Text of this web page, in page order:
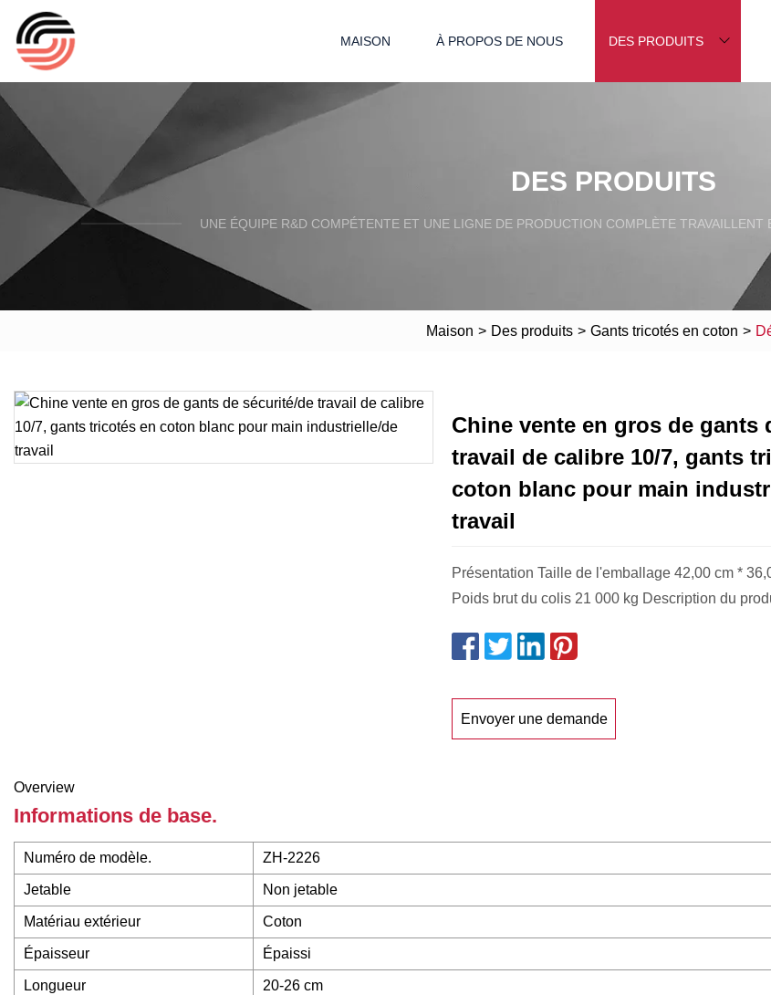
MAISON À PROPOS DE NOUS DES PRODUITS
DES PRODUITS
UNE ÉQUIPE R&D COMPÉTENTE ET UNE LIGNE DE PRODUCTION COMPLÈTE TRAVAILLENT
Maison > Des produits > Gants tricotés en coton >
Chine vente en gros de gants
travail de calibre 10/7, gants
coton blanc pour main
travail
Présentation Taille de l'emballage 42,00 cm *
Poids brut du colis 21 000 kg Description du
Envoyer une demande
Overview
Informations de base.
Numéro de modèle. ZH-2226
Jetable Non jetable
Matériau extérieur Coton
Épaisseur Épaissi
Longueur 20-26 cm